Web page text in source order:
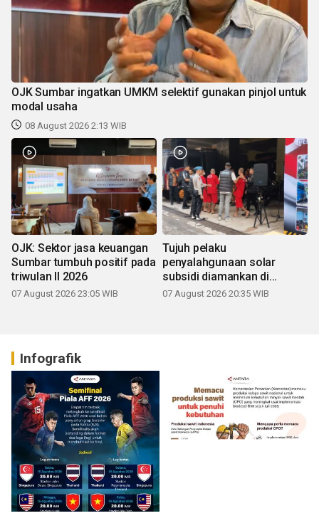
OJK Sumbar ingatkan UMKM selektif gunakan pinjol untuk
modal usaha
08 August 2026 2:13 WIB
OJK: Sektor jasa keuangan
Sumbar tumbuh positif pada
triwulan II 2026
07 August 2026 23:05 WIB
Tujuh pelaku
penyalahgunaan solar
subsidi diamankan di
Sumbar
07 August 2026 20:35 WIB
Infografik